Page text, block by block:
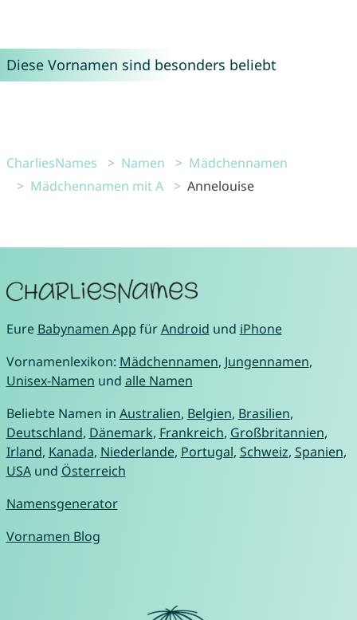
Diese Vornamen sind besonders beliebt
CharliesNames Namen
Mädchennamen
Mädchennamen mit A
Annelouise
Eure Babynamen App fürAndroid und iPhone
Vornamenlexikon: Mädchennamen, Jungennamen,
Unisex-Namen und alle Namen
Beliebte Namen in Australien, Belgien, Brasilien,
Deutschland, Dänemark, Frankreich, Großbritannien,
Irland, Kanada, Niederlande, Portugal, Schweiz, Spanien,
USAund Österreich
Namensgenerator
Vornamen Blog